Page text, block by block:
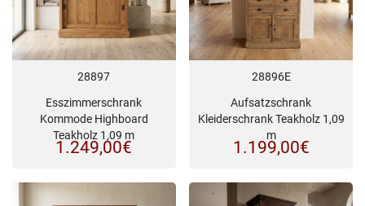
28897
Esszimmerschrank
Kommode Highboard
Teakholz 1,09 m
1.249,00€
28896E
Aufsatzschrank
Kleiderschrank Teakholz 1,09
m
1.199,00€